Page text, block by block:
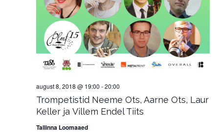
Trompetistid Neeme Ots, Aarne Ots, Laur
Keller ja Villem Endel Tiits
august 8, 2018 @ 19:00 -20:00
Tallinna Loomaaed